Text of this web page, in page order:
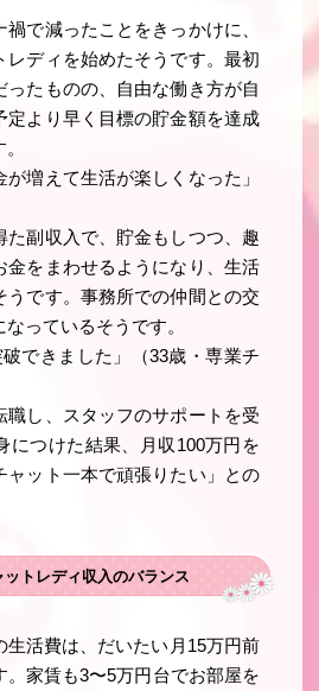
で減ったことをきっかけに、
レディを始めたそうです。最初
ったものの、自由な働き方が自
定より早く目標の貯金額を達成
が増えて生活が楽しくなった」
た副収入で、貯金もしつつ、趣
金をまわせるようになり、生活
うです。事務所での仲間との交
っているそうです。
破できました」（33歳・専業チ
職し、スタッフのサポートを受
につけた結果、月収100万円を
ャット一本で頑張りたい」との
トレディ収入のバランス
生活費は、だいたい月15万円前
。家賃も3〜5万円台でお部屋を